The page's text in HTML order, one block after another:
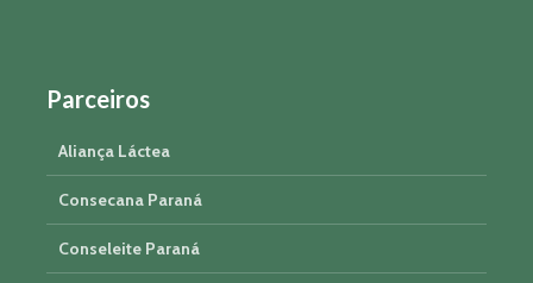
Parceiros
Aliança Láctea
Consecana Paraná
Conseleite Paraná